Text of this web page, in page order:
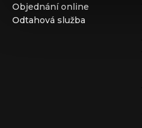
Objednání online
Odtahová služba